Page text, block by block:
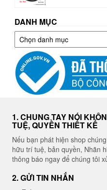
DANH MỤC
Danh
mục
1. CHUNG TAY NÓI
TUỆ, QUYỀN THIẾT KẾ
Nếu bạn phát hiện shop
hữu trí tuệ, bản quyền, Nhãn
thông báo ngay để chúng tôi
2. GỬI TIN NHẮN